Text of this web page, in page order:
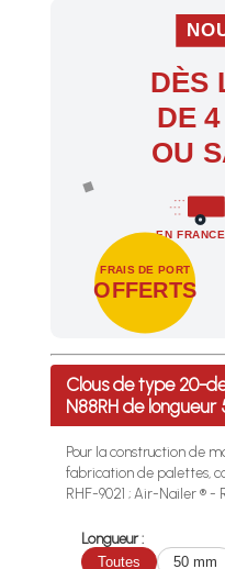
DÈS
DE
OU
EN
FRAIS DE PORT
OFFERTS
Profitez des Frais de
Clous de type 20-
N88RH de
Pour la construction de
fabrication de palettes,
RHF-9021 ; Air-Nailer ® -
Longueur :
Toutes
50 mm